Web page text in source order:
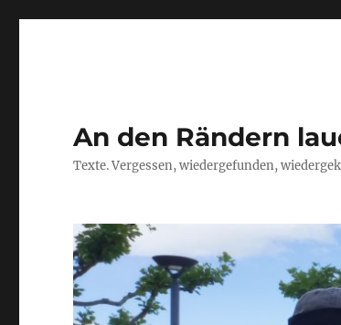
An den Rändern
Texte. Vergessen, wiedergefunden,